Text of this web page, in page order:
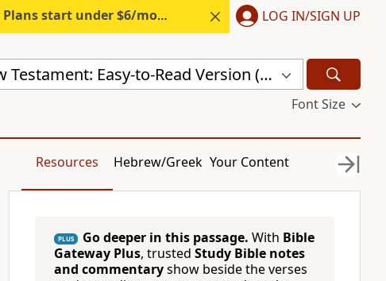
Plans start under $6/month. Start free. LOG IN/SIGN UP
Thai New Testament: Easy-to-Read Version (ERV-TH)
Font Size
Resources Hebrew/Greek Your Content
PLUS Go deeper in this passage. With Bible
Gateway Plus, trusted Study Bible notes
and commentaryshow beside the verses